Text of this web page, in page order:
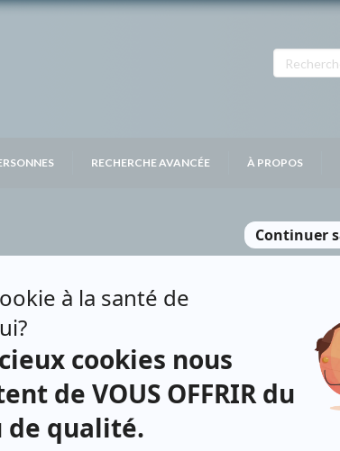
RECHERCHE AVANCÉE À PROPOS
Personnages
Malgré moi(Ilunga)
Un gars, une fille (2023)